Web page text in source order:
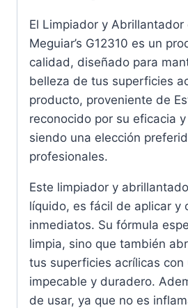
El Limpiador y Abrillantador
Meguiar’s G12310 es un
calidad, diseñado para
belleza de tus superficies
producto, proveniente de
reconocido por su eficacia
siendo una elección
profesionales.
Este limpiador y
líquido, es fácil de aplicar y
inmediatos. Su fórmula
limpia, sino que también
tus superficies acrílicas con
impecable y duradero.
de usar, ya que no es